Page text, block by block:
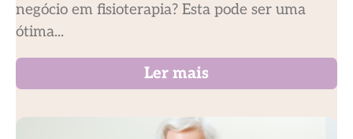
negócio em fisioterapia? Esta pode ser uma
ótima...
Ler mais